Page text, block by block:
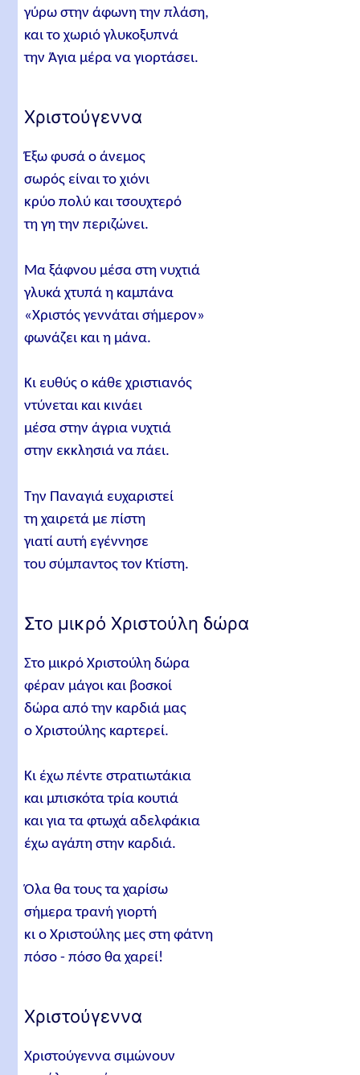
γύρω στην άφωνη την πλάση,
και το χωριό γλυκοξυπνά
την Άγια μέρα να γιορτάσει.
Χριστούγεννα
Έξω φυσά ο άνεμος
σωρός είναι το χιόνι
κρύο πολύ και τσουχτερό
τη γη την περιζώνει.
Μα ξάφνου μέσα στη νυχτιά
γλυκά χτυπά η καμπάνα
«Χριστός γεννάται σήμερον»
φωνάζει και η μάνα.
Κι ευθύς ο κάθε χριστιανός
ντύνεται και κινάει
μέσα στην άγρια νυχτιά
στην εκκλησιά να πάει.
Την Παναγιά ευχαριστεί
τη χαιρετά με πίστη
γιατί αυτή εγέννησε
του σύμπαντος τον Κτίστη.
Στο μικρό Χριστούλη δώρα
Στο μικρό Χριστούλη δώρα
φέραν μάγοι και βοσκοί
δώρα από την καρδιά μας
ο Χριστούλης καρτερεί.
Κι έχω πέντε στρατιωτάκια
και μπισκότα τρία κουτιά
και για τα φτωχά αδελφάκια
έχω αγάπη στην καρδιά.
Όλα θα τους τα χαρίσω
σήμερα τρανή γιορτή
κι ο Χριστούλης μες στη φάτνη
πόσο - πόσο θα χαρεί!
Χριστούγεννα
Χριστούγεννα σιμώνουν